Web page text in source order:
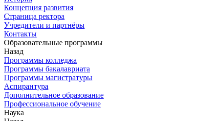
Концепция развития
Страница ректора
Учредители и партнёры
Контакты
Образовательные программы
Назад
Программы колледжа
Программы бакалавриата
Программы магистратуры
Аспирантура
Дополнительное образование
Профессиональное обучение
Наука